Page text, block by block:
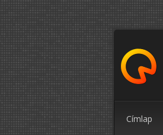
Címlap